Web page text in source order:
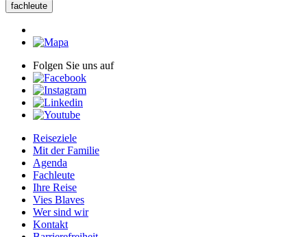
fachleute
Folgen Sie uns auf
Reiseziele
Mit der Familie
Agenda
Fachleute
Ihre Reise
Vies Blaves
Wer sind wir
Kontakt